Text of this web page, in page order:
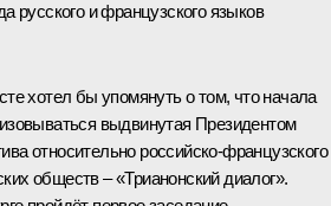
русского и французского языков
хотел бы упомянуть о том, что начала
выдвинутая Президентом
относительно российско-французского
обществ – «Трианонский диалог».